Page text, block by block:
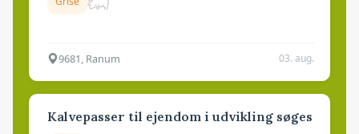
9681, Ranum 03. aug.
Kalvepasser til ejendom i udvikling søges